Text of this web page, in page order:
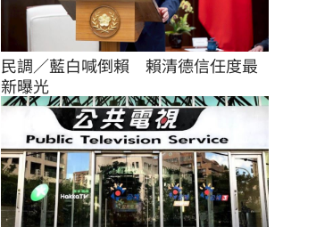
民調／藍白喊倒賴　賴清德信任度最
新曝光